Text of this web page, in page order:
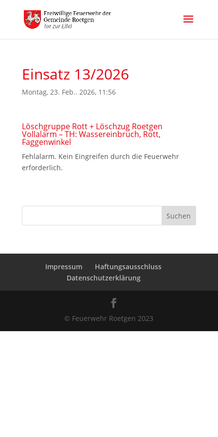
Einsatz 13/2026
Montag, 23. Feb.. 2026, 11:56
Löschgruppe Rott + Löschzug Roetgen
Vollalarm – TH: Wassereinbruch, Rott,
Faggenwinkel
Fehlalarm. Kein Eingreifen durch die Feuerwehr
erforderlich.
Suchen
Impressum
Haftungsausschluss
Datenschutzerklärung
© Feuerwehr Roetgen 2023